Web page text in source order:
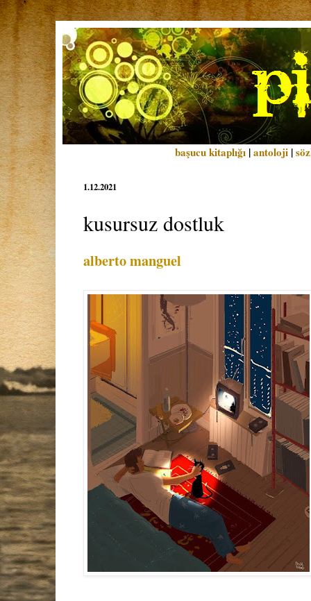
başucu kitaplığı |antoloji |
1.12.2021
kusursuz dostluk
alberto manguel